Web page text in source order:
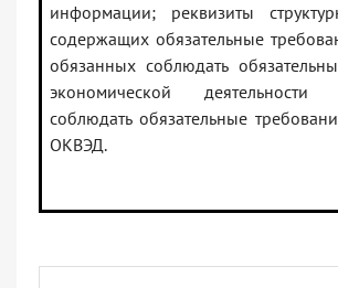
информации; реквизиты
содержащих обязательные
обязанных соблюдать
экономической
соблюдать обязательные
ОКВЭД.